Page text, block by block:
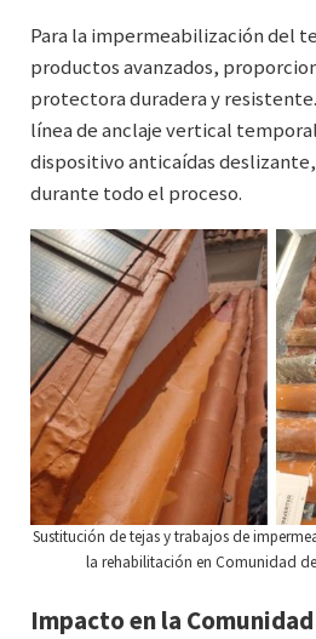
Para la impermeabilización del
productos avanzados,
protectora duradera y
línea de anclaje vertical
dispositivo anticaídas
durante todo el proceso.
Sustitución de tejas y trabajos de
la rehabilitación en Comunidad
Impacto en la